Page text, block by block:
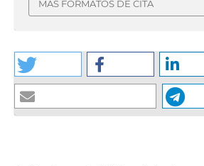
MÁS FORMATOS DE CITA